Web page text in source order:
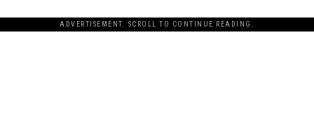
ADVERTISEMENT. SCROLL TO CONTINUE READING.